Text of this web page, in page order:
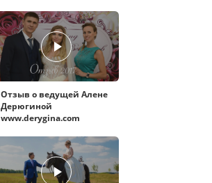
Отзыв о ведущей Алене
Дерюгиной
www.derygina.com